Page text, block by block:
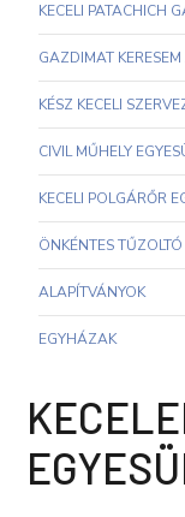
KECELI PATACHICH
GAZDIMAT
KÉSZ KECELI
CIVIL MŰHELY
KECELI POLGÁRŐR
ÖNKÉNTES
ALAPÍTVÁNYOK
EGYHÁZAK